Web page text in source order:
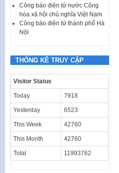
Công báo điện tử nước Cộng
hòa xã hội chủ nghĩa Việt Nam
Công báo điện tử thành phố Hà
Nội
THỐNG KÊ TRUY CẬP
Visitor Status
Today 7918
Yesterday 6523
This Week 42760
This Month 42760
Total 11993762